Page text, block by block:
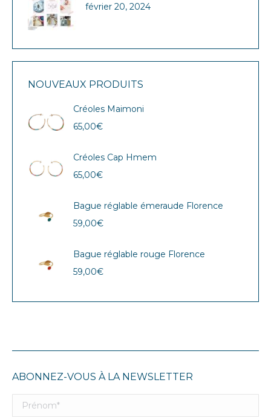
février 20, 2024
NOUVEAUX PRODUITS
Créoles Maimoni
65,00€
Créoles Cap Hmem
65,00€
Bague réglable émeraude Florence
59,00€
Bague réglable rouge Florence
59,00€
ABONNEZ-VOUS À LA NEWSLETTER